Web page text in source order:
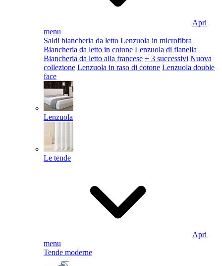
Apri
menu
Saldi biancheria da letto Lenzuola in microfibra
Biancheria da letto in cotone Lenzuola di flanella
Biancheria da letto alla francese + 3 successivi Nuova
collezione Lenzuola in raso di cotone Lenzuola double
face
Lenzuola
Le tende
Apri
menu
Tende moderne